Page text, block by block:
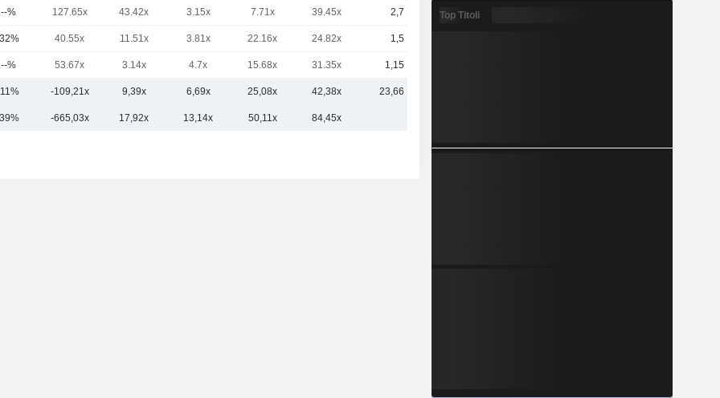
% 127.65x 43.42x 3.15x 7.71x 39.45x 2,7 Mrd
40.55x 11.51x 3.81x 22.16x 24.82x 1,5 Mrd
% 53.67x 3.14x 4.7x 15.68x 31.35x 1,15 Mrd
-109,21x 9,39x 6,69x 25,08x 42,38x 23,66 Mrd
-665,03x 17,92x 13,14x 50,11x 84,45x
Top Titoli